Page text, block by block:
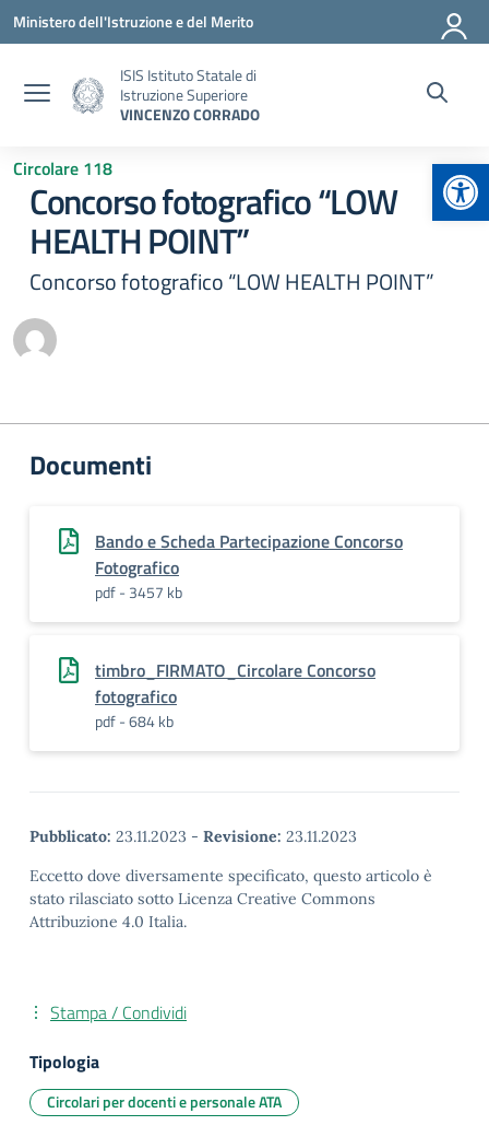
Vai ai contenuti
Vai al menu di navigazione
Vai al footer
Ministero dell'Istruzione e del Merito
ISIS Istituto Statale di
Istruzione Superiore
VINCENZO CORRADO
Circolare 118
Concorso fotografico “LOW
HEALTH POINT”
Concorso fotografico “LOW HEALTH POINT”
Documenti
Bando e Scheda Partecipazione Concorso
Fotografico
pdf - 3457 kb
timbro_FIRMATO_Circolare Concorso
fotografico
pdf - 684 kb
Pubblicato: 23.11.2023 - Revisione: 23.11.2023
Eccetto dove diversamente specificato, questo articolo è
stato rilasciato sotto Licenza Creative Commons
Attribuzione 4.0 Italia.
Stampa / Condividi
Tipologia
Circolari per docenti e personale ATA